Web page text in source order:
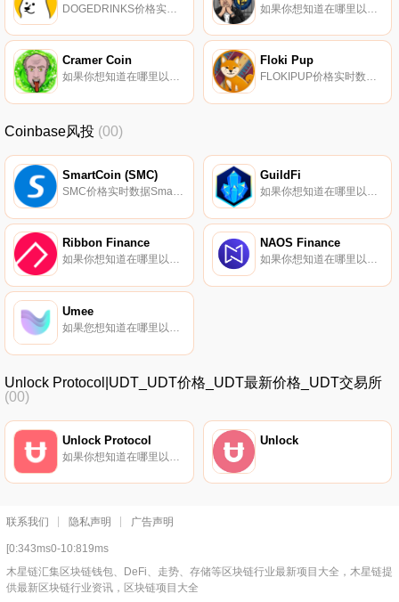
DOGEDRINKS价格实时数据, DogeDrinks是一种反思的象征,同时也是一种软饮料。每次购买都会给会员更多的奖励,并建立最大限度的反映奖励制度。我们希望建立一个强大的社区,分销我们的饮料,并在加密货币和现实世界中发展我们的品牌.
Cramer Coin
如果你想知道在哪里以当前价格购买Cramer Coin,目前交易{Cramer Coin]股票的顶级加密货币交易所是Uniswap（V3）和Uniswap。您可以在我们的加密货币交易所页面上找到其他列表.
Floki Pup
FLOKIPUP价格实时数据, FlokiPop是DeFi空间中采用Elon；作为一个迷因,埃隆发布了他的小狗的照片,并不断采用它。其目的是与Elon；的小狗以及正在开发的P2E元宇宙游戏和DEX。FlokiPop致力于为世界和围绕世界发展的社区做出贡献。自成立以来,社区一直在为增长做出贡献.
Coinbase风投 (00)
SmartCoin (SMC) GuildFi
Ribbon Finance
如果你想知道在哪里以当前价格购买Ribbon Finance,目前交易{Ribbon Finance]股票的顶级加密货币交易所是BTCEX、Bitget、Gate.io、MEXC和Coinbase Exchange。您可以在我们的加密货币交易所页面上找到其他列表.
NAOS Finance
如果你想知道在哪里以当前价格购买NAOS Finance,目前交易{NAOS Finance]股票的顶级加密货币交易所是Bitrue、LBank、Gate.io、MEXC和PancakeSwap（V2）。您可以在我们的加密货币交易所页面上找到其他列表.
Umee
如果您想知道在哪里以当前价格购买Umee,目前交易｛UMEEnname｝股票的顶级加密货币交易所是OKX、BTCEX、DigiFinex、BingX和Gate.io。您可以在我们的加密货币交易所页面上找到其他交易所.
Unlock Protocol|UDT_UDT价格_UDT最新价格_UDT交易所
(00)
Unlock Protocol Unlock
联系我们 隐私声明 广告声明
[0:343ms0-10:819ms
木星链汇集区块链钱包、DeFi、走势、存储等区块链行业最新项目大全，木星链提
供最新区块链行业资讯，区块链项目大全